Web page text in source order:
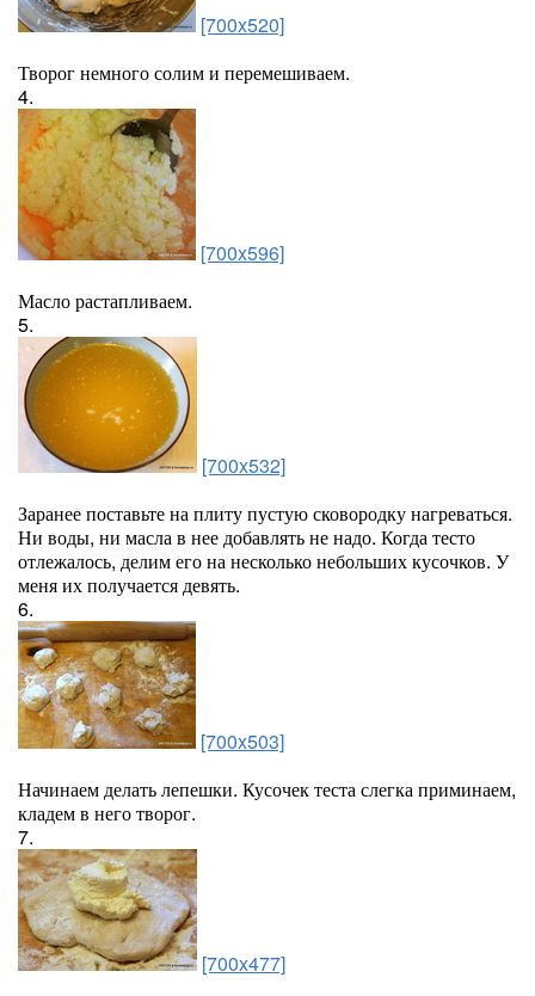
[700x520]
Творог немного солим и перемешиваем.
4.
[700x596]
Масло растапливаем.
5.
[700x532]
Заранее поставьте на плиту пустую сковородку нагреваться.
Ни воды, ни масла в нее добавлять не надо. Когда тесто
отлежалось, делим его на несколько небольших кусочков. У
меня их получается девять.
6.
[700x503]
Начинаем делать лепешки. Кусочек теста слегка приминаем,
кладем в него творог.
7.
[700x477]